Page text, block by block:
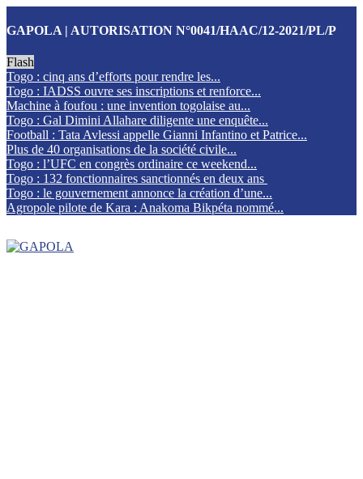
GAPOLA | AUTORISATION N°0041/HAAC/12-2021/PL/P
Flash
Togo : cinq ans d’efforts pour rendre les...
Togo : IADSS ouvre ses inscriptions et renforce...
Machine à foufou : une invention togolaise au...
Togo : Gal Dimini Allahare diligente une enquête...
Football : Tata Avlessi appelle Gianni Infantino et Patrice...
Plus de 40 organisations de la société civile...
Togo : l’UFC en congrès ordinaire ce weekend...
Togo : 132 fonctionnaires sanctionnés en deux ans
Togo : le gouvernement annonce la création d’une...
Agropole pilote de Kara : Anakoma Bikpéta nommé...